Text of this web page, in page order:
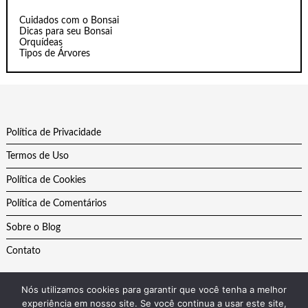
Cuidados com o Bonsai
Dicas para seu Bonsai
Orquídeas
Tipos de Árvores
Política de Privacidade
Termos de Uso
Política de Cookies
Política de Comentários
Sobre o Blog
Contato
Nós utilizamos cookies para garantir que você tenha a melhor
experiência em nosso site. Se você continua a usar este site,